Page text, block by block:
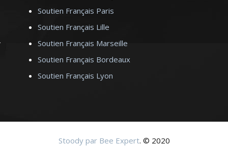
Soutien Français Paris
Soutien Français Lille
Soutien Français Marseille
Soutien Français Bordeaux
Soutien Français Lyon
Stoody par Bee Expert. © 2020